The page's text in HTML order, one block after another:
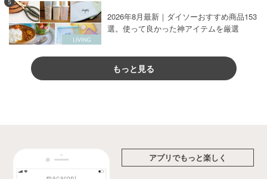
2026年8月最新｜ダイソーおすすめ商品153
選。使って良かった神アイテムを厳選
もっと見る
アプリでもっと楽しく